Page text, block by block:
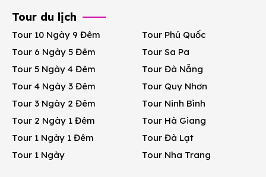
Tour du lịch
Tour 10 Ngày 9 Đêm
Tour 6 Ngày 5 Đêm
Tour 5 Ngày 4 Đêm
Tour 4 Ngày 3 Đêm
Tour 3 Ngày 2 Đêm
Tour 2 Ngày 1 Đêm
Tour 1 Ngày 1 Đêm
Tour 1 Ngày
Tour Phú Quốc
Tour Sa Pa
Tour Đà Nẵng
Tour Quy Nhơn
Tour Ninh Bình
Tour Hà Giang
Tour Đà Lạt
Tour Nha Trang